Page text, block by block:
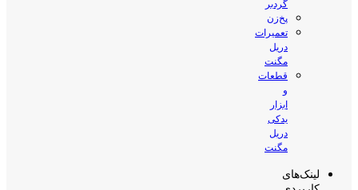
گردبر
پخ‌زن
تعمیرات
دریل
مگنت
قطعات
و
ابزار
یدکی
دریل
مگنت
لینک‌های